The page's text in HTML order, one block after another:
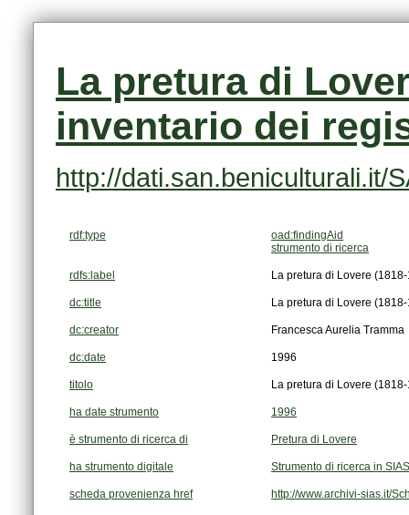
inventario dei
http://dati.san.beniculturali.it/
rdf:type
oad:findingAid
strumento di ricerca
rdfs:label La pretura di Lovere
dc:title La pretura di Lovere
dc:creator Francesca Aurelia Tramma
dc:date 1996
titolo La pretura di Lovere
ha date strumento 1996
è strumento di ricerca di Pretura di Lovere
ha strumento digitale Strumento di ricerca in SIAS
scheda provenienza href http://www.archivi-sias.it/